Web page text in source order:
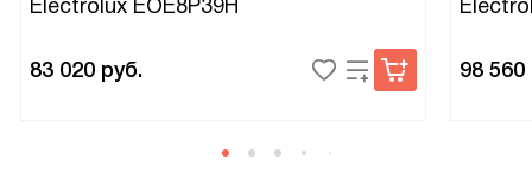
Electrolux EOE8P39H
83 020 руб. 98 560